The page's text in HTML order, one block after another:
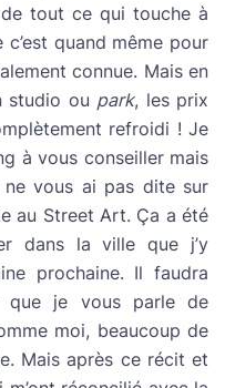
tout ce qui touche à
quand même pour
connue. Mais en
studio ou park, les prix
refroidi ! Je
à vous conseiller mais
vous ai pas dite sur
au Street Art. Ça a été
dans la ville que j’y
prochaine. Il faudra
que je vous parle de
moi, beaucoup de
Mais après ce récit et